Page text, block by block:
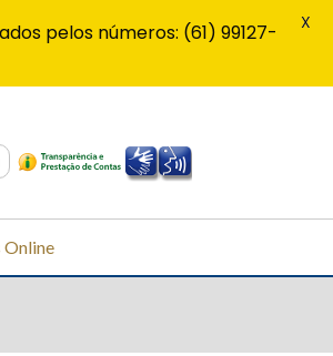
Online
pelos números: (61) 99127-
X